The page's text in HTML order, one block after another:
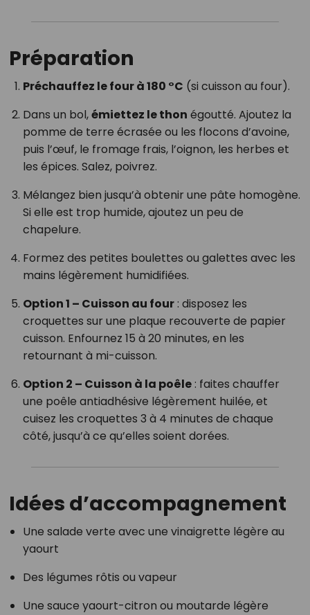
Préparation
Préchauffez le four à 180 °C (si cuisson au four).
Dans un bol,émiettez le thon égoutté. Ajoutez la
pomme de terre écrasée ou les flocons d’avoine,
puis l’œuf, le fromage frais, l’oignon, les herbes et
les épices. Salez, poivrez.
Mélangez bien jusqu’à obtenir une pâte homogène.
Si elle est trop humide, ajoutez un peu de
chapelure.
Formez des petites boulettes ou galettes avec les
mains légèrement humidifiées.
Option 1 – Cuisson au four: disposez les
croquettes sur une plaque recouverte de papier
cuisson. Enfournez 15 à 20 minutes, en les
retournant à mi-cuisson.
Option 2 – Cuisson à la poêle: faites chauffer
une poêle antiadhésive légèrement huilée, et
cuisez les croquettes 3 à 4 minutes de chaque
côté, jusqu’à ce qu’elles soient dorées.
Idées d’accompagnement
Une salade verte avec une vinaigrette légère au
yaourt
Des légumes rôtis ou vapeur
Une sauce yaourt-citron ou moutarde légère